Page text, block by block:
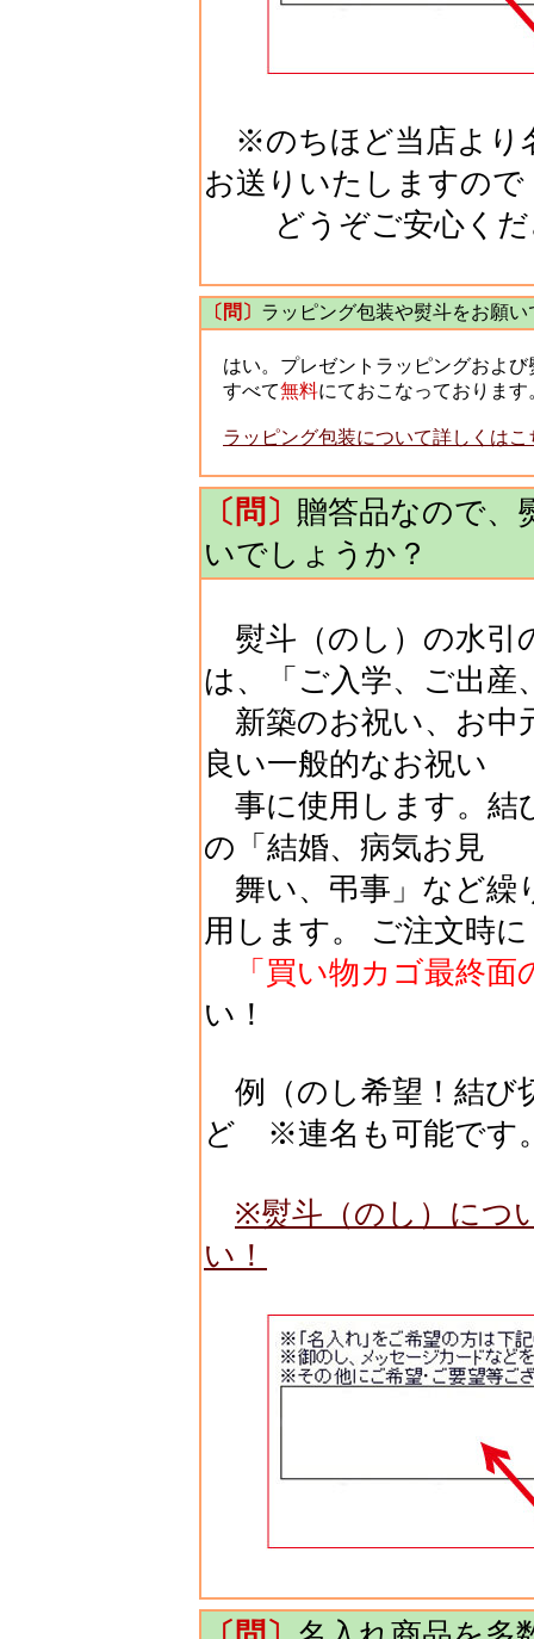
※のちほど当店より
お送りいたしますので
どうぞご安心くだ
〔問〕 ラッピング包装や熨斗をお願
はい。プレゼントラッピングおよび
すべて無料にておこなっております
ラッピング包装について詳しくは
〔問〕 贈答品なので、
いでしょうか？
熨斗（のし）の水引
は、「ご入学、ご出産
新築のお祝い、お中
良い一般的なお祝い
事に使用します。結
の「結婚、病気お見
舞い、弔事」など繰
用します。 ご注文時に
「買い物カゴ最終面
い！
例（のし希望！結び
ど ※連名も可能です
※熨斗（のし）につ
い！